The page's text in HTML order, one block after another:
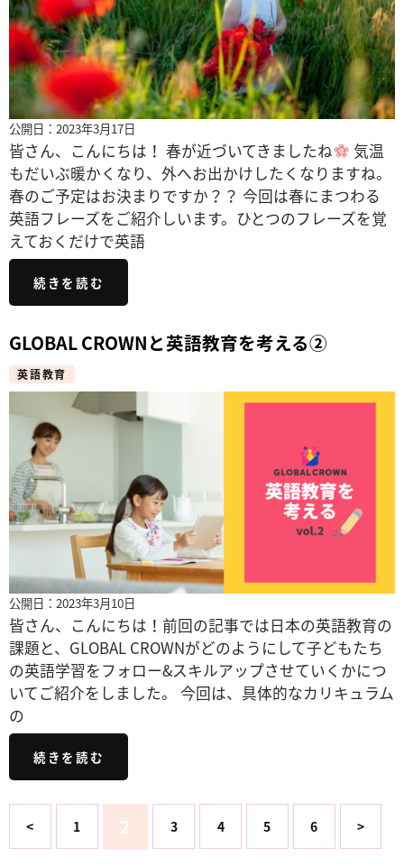
公開日：2023年3月17日
皆さん、こんにちは！ 春が近づいてきましたね
気温
もだいぶ暖かくなり、外へお出かけしたくなりますね。
春のご予定はお決まりですか？？ 今回は春にまつわる
英語フレーズをご紹介しいます。ひとつのフレーズを覚
えておくだけで英語
続きを読む
GLOBAL CROWNと英語教育を考える②
英語教育
公開日：2023年3月10日
皆さん、こんにちは！前回の記事では日本の英語教育の
課題と、GLOBAL CROWNがどのようにして子どもたち
の英語学習をフォロー&スキルアップさせていくかにつ
いてご紹介をしました。 今回は、具体的なカリキュラム
の
続きを読む
< 1 2 3 4 5 6 >